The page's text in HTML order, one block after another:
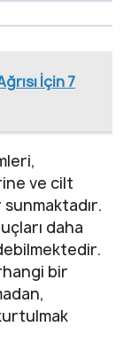
İçin 7
ve cilt
daha
bir